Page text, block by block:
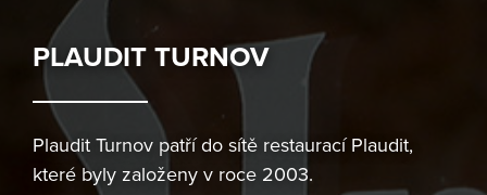
PLAUDIT TURNOV
Plaudit Turnov patří do sítě restaurací Plaudit,
které byly založeny v roce 2003.